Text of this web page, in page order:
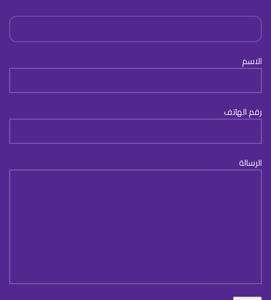
الاسم
رقم الهاتف
الرسالة